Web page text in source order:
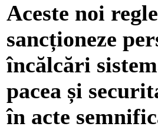
Aceste noi
sancționeze
încălcări
pacea și
în acte